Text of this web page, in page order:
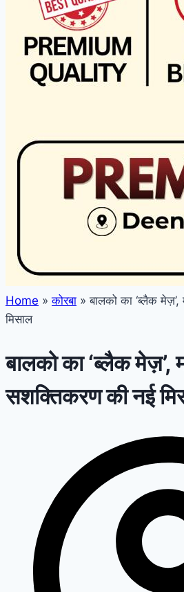
Home » कोरबा » बालको का ‘ब्लैक
मिसाल
बालको का ‘ब्लैक मेज़’,
सशक्तिकरण की नई